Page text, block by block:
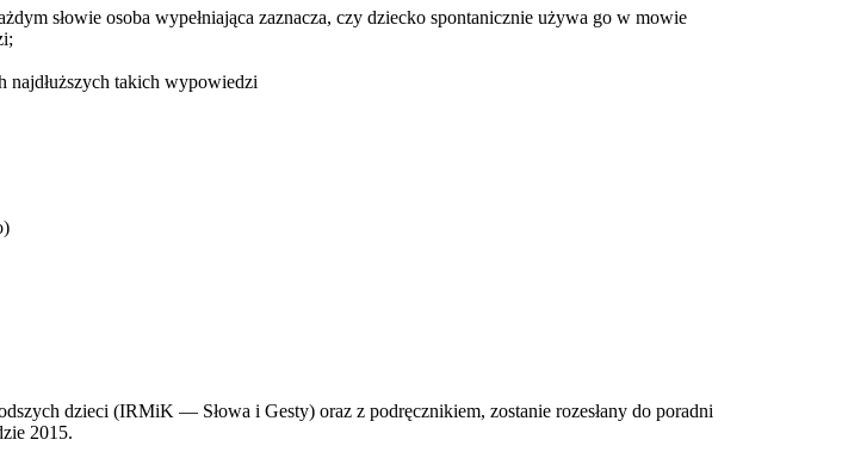
słowie osoba wypełniająca zaznacza, czy dziecko spontanicznie używa go w mowie
najdłuższych takich wypowiedzi
dzieci (IRMiK — Słowa i Gesty) oraz z podręcznikiem, zostanie rozesłany do poradni
2015.